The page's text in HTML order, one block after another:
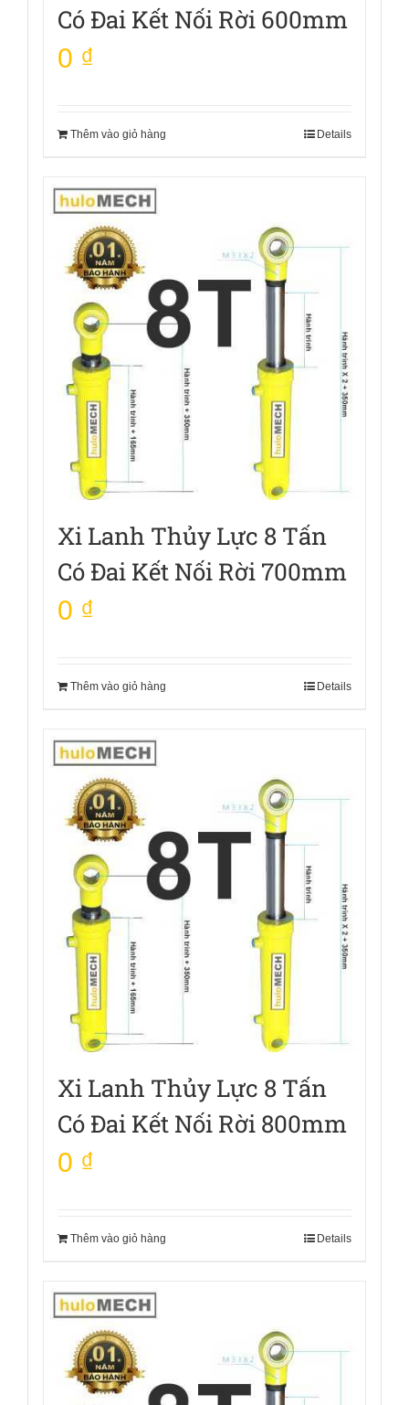
Có Đai Kết Nối Rời 600mm
0 ₫
Thêm vào giỏ hàng Details
Xi Lanh Thủy Lực 8 Tấn
Có Đai Kết Nối Rời 700mm
0 ₫
Thêm vào giỏ hàng Details
Xi Lanh Thủy Lực 8 Tấn
Có Đai Kết Nối Rời 800mm
0 ₫
Thêm vào giỏ hàng Details